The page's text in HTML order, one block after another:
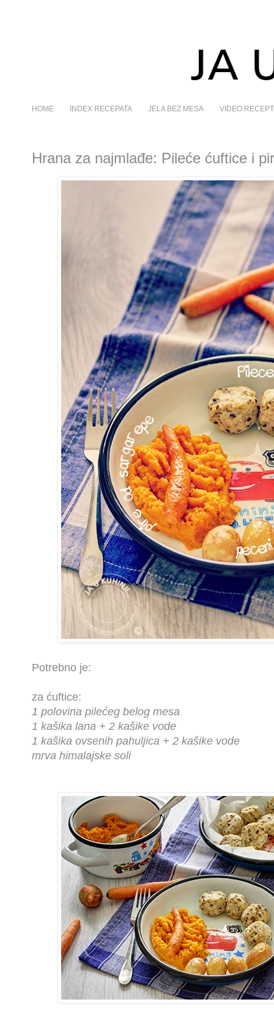
HOME INDEX RECEPATA JELA BEZ MESA VIDEO
Hrana za najmlađe: Pileće ćuftice i
Potrebno je:
za ćuftice:
1 polovina pilećeg belog mesa
1 kašika lana + 2 kašike vode
1 kašika ovsenih pahuljica + 2 kašike vode
mrva himalajske soli